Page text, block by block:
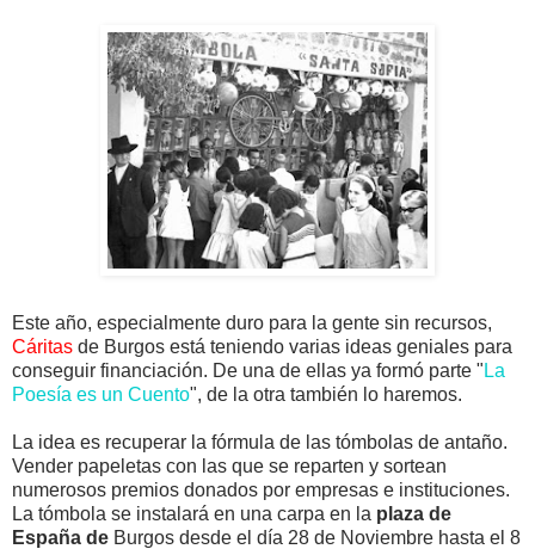
Este año, especialmente duro para la gente sin recursos,
Cáritas de Burgos está teniendo varias ideas geniales para
conseguir financiación. De una de ellas ya formó parte " La
Poesía es un Cuento", de la otra también lo haremos.
La idea es recuperar la fórmula de las tómbolas de antaño.
Vender papeletas con las que se reparten y sortean
numerosos premios donados por empresas e instituciones.
La tómbola se instalará en una carpa en la plaza de
España de Burgos desde el día 28 de Noviembre hasta el 8